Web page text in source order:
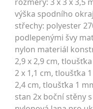
rozměry: 3 x 3 x 3,5
výška spodního
střechy: polyester
podlepenými švy
nylon materiál
2,9 x 2,9 cm,
2 x 1,1 cm, tloušťka
2,4 cm, tloušťka 1
stan 2x boční stěny